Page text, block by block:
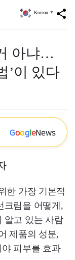
share
Korean ▼
아냐…
’이 있다
GoogleNews
한 가장 기본적
크림을 어떻게,
알고 있는 사람
제품의 성분,
피부를 효과